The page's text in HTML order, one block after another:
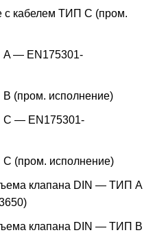
с кабелем ТИП C (пром.
— EN175301-
(пром. исполнение)
— EN175301-
(пром. исполнение)
клапана DIN — ТИП A
клапана DIN — ТИП B